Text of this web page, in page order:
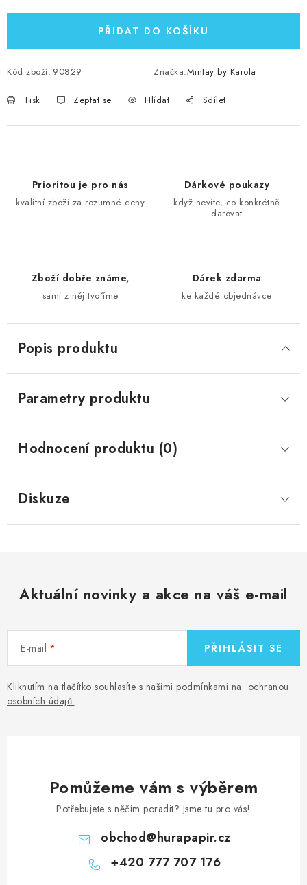
PŘIDAT DO KOŠÍKU
Kód zboží: 90829 Značka:Mintay by Karola
Tisk Zeptat se Hlídat Sdílet
Prioritou je pro nás
kvalitní zboží za rozumné ceny
Dárkové poukazy
když nevíte, co konkrétně
darovat
Zboží dobře známe,
sami z něj tvoříme
Dárek zdarma
ke každé objednávce
Popis produktu
Parametry produktu
Hodnocení produktu (0)
Diskuze
Aktuální novinky a akce na váš e-mail
E-mail
Kliknutím na tlačítko souhlasíte s našimi podmínkami na ochranou
osobních údajů.
PŘIHLÁSIT SE
Pomůžeme vám s výběrem
Potřebujete s něčím poradit? Jsme tu pro vás!
obchod@hurapapir.cz
+420 777 707 176